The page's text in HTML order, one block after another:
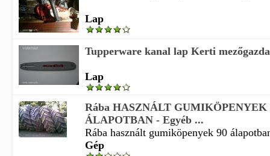
Lap
Tupperware kanal lap Kerti
Lap
Rába HASZNÁLT GUMIKÖPENYEK
ÁLAPOTBAN - Egyéb ...
Rába használt gumiköpenyek 90
Gép